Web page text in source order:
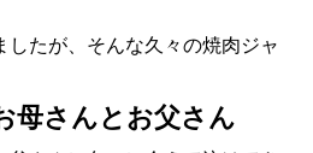
したが、そんな久々の焼肉ジャ
母さんとお父さん